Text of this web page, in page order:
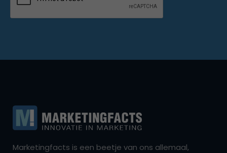
Marketingfacts is een beetje van ons allemaal,